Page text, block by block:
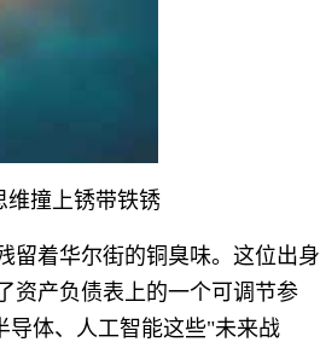
维撞上锈带铁锈
留着华尔街的铜臭味。这位出身
资产负债表上的一个可调节参
导体、人工智能这些"未来战